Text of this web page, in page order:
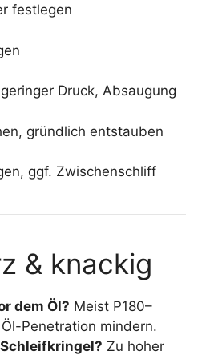
festlegen
Druck, Absaugung
gründlich entstauben
ggf. Zwischenschliff
& knackig
dem Öl? Meist P180–
Penetration mindern.
Zu hoher